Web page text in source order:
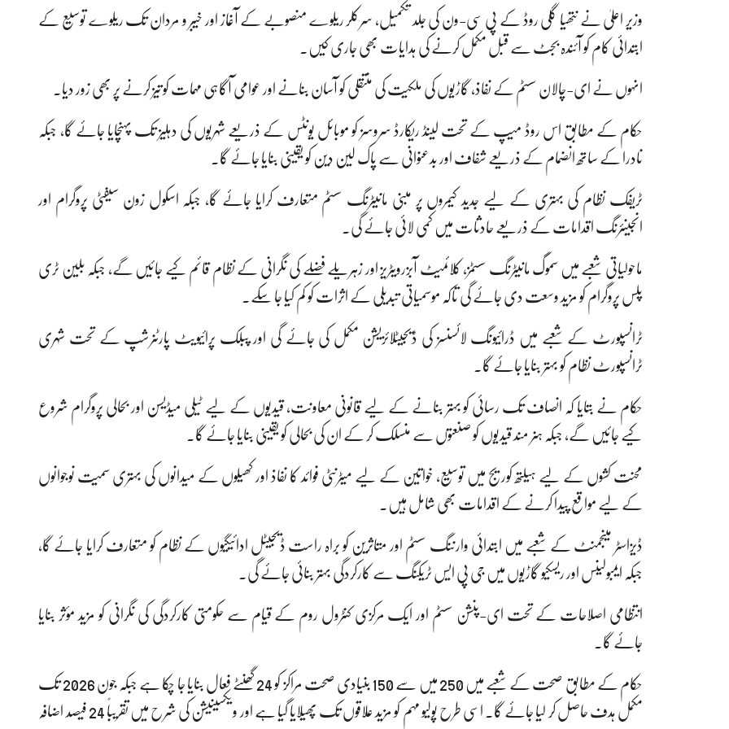
وزیر اعلیٰ نے نتھیا گلی روڈ کے پی سی-ون کی جلد تکمیل، سرکلر ریلوے منصوبے کے آغاز اور خیبر و مردان تک ریلوے توسیع کے
ابتدائی کام کو آئندہ بجٹ سے قبل مکمل کرنے کی ہدایات بھی جاری کیں۔
انہوں نے ای-چالان سسٹم کے نفاذ، گاڑیوں کی ملکیت کی منتقلی کو آسان بنانے اور عوامی آگاہی مہمات کو تیز کرنے پر بھی زور دیا۔
حکام کے مطابق اس روڈ میپ کے تحت لینڈ ریکارڈ سروسز کو موبائل یونٹس کے ذریعے شہریوں کی دہلیز تک پہنچایا جائے گا، جبکہ
نادرا کے ساتھ انضمام کے ذریعے شفاف اور بدعنوانی سے پاک لین دین کو یقینی بنایا جائے گا۔
ٹریفک نظام کی بہتری کے لیے جدید کیمروں پر مبنی مانیٹرنگ سسٹم متعارف کرایا جائے گا، جبکہ اسکول زون سیفٹی پروگرام اور
انجینئرنگ اقدامات کے ذریعے حادثات میں کمی لائی جائے گی۔
ماحولیاتی شعبے میں سموگ مانیٹرنگ سسٹمز، کلائمیٹ آبزرویٹریز اور زہریلے فضلے کی نگرانی کے نظام قائم کیے جائیں گے، جبکہ بلین ٹری
پلس پروگرام کو مزید وسعت دی جائے گی تاکہ موسمیاتی تبدیلی کے اثرات کو کم کیا جا سکے۔
ٹرانسپورٹ کے شعبے میں ڈرائیونگ لائسنسز کی ڈیجیٹلائزیشن مکمل کی جائے گی اور پبلک پرائیویٹ پارٹنرشپ کے تحت شہری
ٹرانسپورٹ نظام کو بہتر بنایا جائے گا۔
حکام نے بتایا کہ انصاف تک رسائی کو بہتر بنانے کے لیے قانونی معاونت، قیدیوں کے لیے ٹیلی میڈیسن اور بحالی پروگرام شروع
کیے جائیں گے، جبکہ ہنر مند قیدیوں کو صنعتوں سے منسلک کر کے ان کی بحالی کو یقینی بنایا جائے گا۔
محنت کشوں کے لیے ہیلتھ کوریج میں توسیع، خواتین کے لیے میٹرنٹی فوائد کا نفاذ اور کھیلوں کے میدانوں کی بہتری سمیت نوجوانوں
کے لیے مواقع پیدا کرنے کے اقدامات بھی شامل ہیں۔
ڈیزاسٹر مینجمنٹ کے شعبے میں ابتدائی وارننگ سسٹم اور متاثرین کو براہ راست ڈیجیٹل ادائیگیوں کے نظام کو متعارف کرایا جائے گا،
جبکہ ایمبولینس اور ریسکیو گاڑیوں میں جی پی ایس ٹریکنگ سے کارکردگی بہتر بنائی جائے گی۔
انتظامی اصلاحات کے تحت ای-پنشن سسٹم اور ایک مرکزی کنٹرول روم کے قیام سے حکومتی کارکردگی کی نگرانی کو مزید مؤثر بنایا
جائے گا۔
حکام کے مطابق صحت کے شعبے میں 250 میں سے 150 بنیادی صحت مراکز کو 24 گھنٹے فعال بنایا جا چکا ہے جبکہ جون 2026 تک
مکمل ہدف حاصل کر لیا جائے گا۔ اسی طرح پولیو مہم کو مزید علاقوں تک پھیلایا گیا ہے اور ویکسینیشن کی شرح میں تقریباً 24 فیصد اضافہ